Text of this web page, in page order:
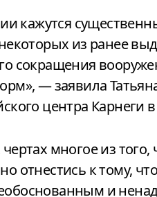
кажутся
из ранее
сокращения
— заявила
центра Карнеги
многое из того,
отнестись к тому,
и